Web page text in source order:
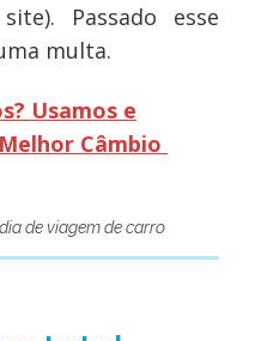
Passado esse
multa.
Usamos e
Câmbio
de viagem de carro